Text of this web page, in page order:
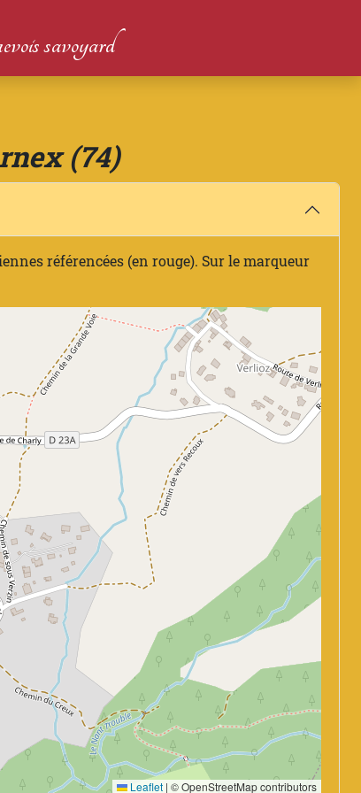
savoyard
(74)
référencées (en rouge). Sur le marqueur
Leaflet | © OpenStreetMap contributors